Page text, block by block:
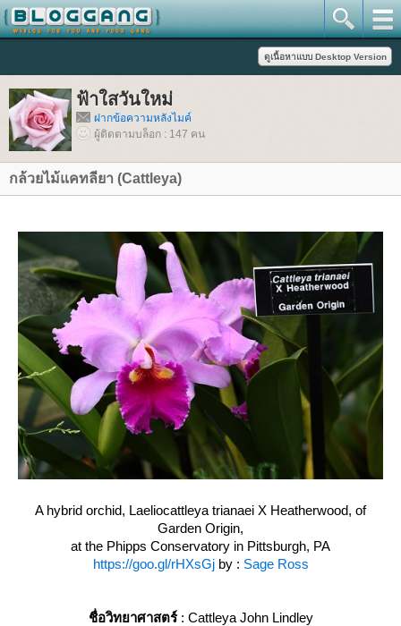
ฟ้าใสวันใหม่
ฝากข้อความหลังไมค์
ผู้ติดตามบล็อก : 147 คน
กล้วยไม้แคทลียา (Cattleya)
A hybrid orchid, Laeliocattleya trianaei X Heatherwood, of
Garden Origin,
at the Phipps Conservatory in Pittsburgh, PA
https://goo.gl/rHXsGjby : Sage Ross
ชื่อวิทยาศาสตร์: Cattleya John Lindley